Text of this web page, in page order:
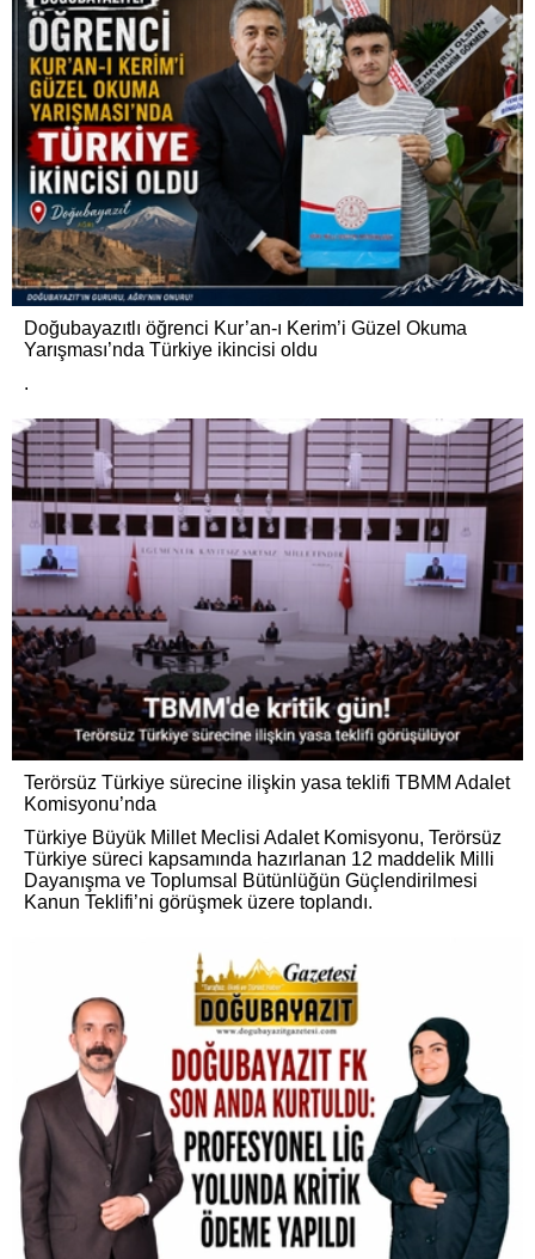
Doğubayazıtlı öğrenci Kur’an-ı Kerim’i Güzel Okuma
Yarışması’nda Türkiye ikincisi oldu
.
Terörsüz Türkiye sürecine ilişkin yasa teklifi TBMM Adalet
Komisyonu’nda
Türkiye Büyük Millet Meclisi Adalet Komisyonu, Terörsüz
Türkiye süreci kapsamında hazırlanan 12 maddelik Milli
Dayanışma ve Toplumsal Bütünlüğün Güçlendirilmesi
Kanun Teklifi’ni görüşmek üzere toplandı.